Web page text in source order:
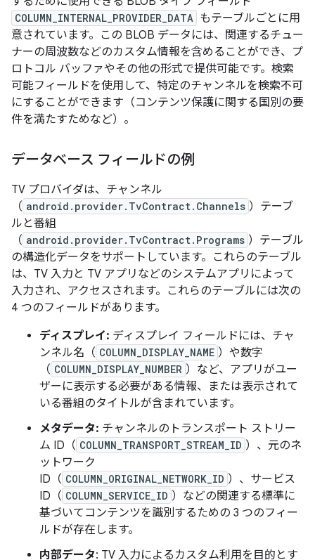
COLUMN_INTERNAL_PROVIDER_DATA もテーブルごとに用
意されています。この BLOB データには、関連するチュー
ナーの周波数などのカスタム情報を含めることができ、プ
ロトコル バッファやその他の形式で提供可能です。検索
可能フィールドを使用して、特定のチャンネルを検索不可
にすることができます（コンテンツ保護に関する国別の要
件を満たすためなど）。
データベース フィールドの例
TV プロバイダは、チャンネル
（ android.provider.TvContract.Channels ）テーブ
ルと番組
（ android.provider.TvContract.Programs ）テーブル
の構造化データをサポートしています。これらのテーブル
は、TV 入力と TV アプリなどのシステムアプリによって
入力され、アクセスされます。これらのテーブルには次の
4 つのフィールドがあります。
ディスプレイ: ディスプレイ フィールドには、チャ
ンネル名（ COLUMN_DISPLAY_NAME ）や数字
（ COLUMN_DISPLAY_NUMBER ）など、アプリがユー
ザーに表示する必要がある情報、または表示されて
いる番組のタイトルが含まれています。
メタデータ: チャンネルのトランスポート ストリー
ム ID（ COLUMN_TRANSPORT_STREAM_ID ）、元のネ
ットワーク
ID（ COLUMN_ORIGINAL_NETWORK_ID ）、サービス
ID（ COLUMN_SERVICE_ID ）などの関連する標準に
基づいてコンテンツを識別するための 3 つのフィー
ルドが存在します。
内部データ: TV 入力によるカスタム利用を目的とす